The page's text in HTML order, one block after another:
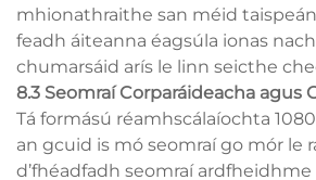
mhionathraithe san méid
feadh áiteanna éagsúla ionas
chumarsáid arís le linn seicthe
8.3 Seomraí Corparáideacha agus
Tá formású réamhscálaíochta
an gcuid is mó seomraí go mór le
d’fhéadfadh seomraí ardfheidhme